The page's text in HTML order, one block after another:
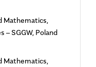
Mathematics,
– SGGW, Poland
Mathematics,